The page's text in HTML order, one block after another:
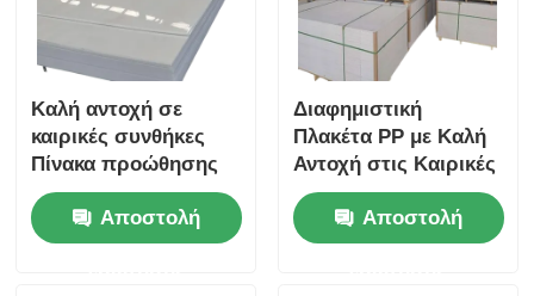
Καλή αντοχή σε
καιρικές συνθήκες
Πίνακα προώθησης
PP
Πολυπροπυληνική
κατασκευή
Αποστολή
Διαφημιστική
Πλακέτα PP με Καλή
Αντοχή στις Καιρικές
Συνθήκες
Προσφέροντας Λεία ή
Ματ Φινίρισμα
Αποστολή